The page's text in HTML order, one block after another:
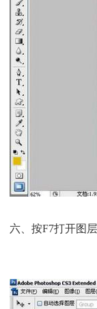
六、按F7打开图